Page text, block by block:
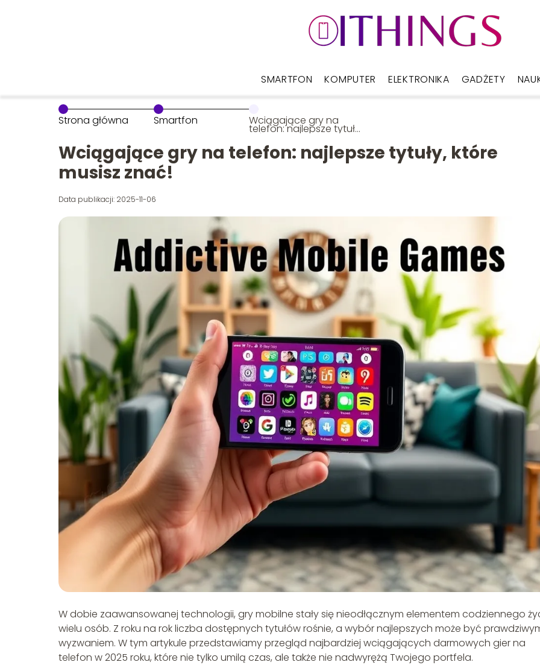
SMARTFON KOMPUTER ELEKTRONIKA GADŻETY
Strona główna Smartfon Wciągające gry na
telefon: najlepsze tytuły,
które musisz znać!
Wciągające gry na telefon: najlepsze tytuły, które
musisz znać!
Data publikacji: 2025-11-06
W dobie zaawansowanej technologii, gry mobilne stały się nieodłącznym elementem codziennego
wielu osób. Z roku na rok liczba dostępnych tytułów rośnie, a wybór najlepszych może być
wyzwaniem. W tym artykule przedstawiamy przegląd najbardziej wciągających darmowych gier na
telefon w 2025 roku, które nie tylko umilą czas, ale także nie nadwyrężą Twojego portfela.